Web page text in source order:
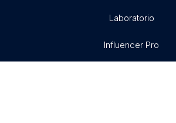
Laboratorio
Influencer Pro